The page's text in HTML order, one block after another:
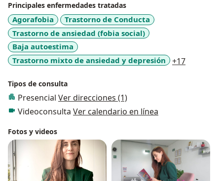
Principales enfermedades tratadas
Agorafobia
Trastorno de Conducta
Trastorno de ansiedad (fobia social)
Baja autoestima
Trastorno mixto de ansiedad y depresión
+17
Tipos de consulta
Presencial Ver direcciones (1)
Videoconsulta Ver calendario en línea
Fotos y videos